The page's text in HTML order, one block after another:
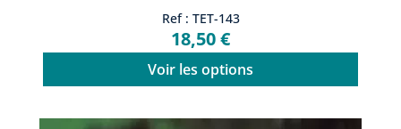
Ref : TET-143
18,50 €
Voir les options